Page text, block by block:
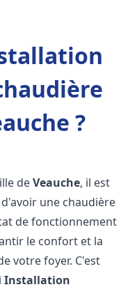
?
deVeauche, il est
une chaudière
de fonctionnement
le confort et la
votre foyer. C'est
Installation